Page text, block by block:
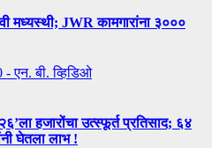
मध्यस्थी; JWR कामगारांना ३०००
एन. बी. व्हिडिओ
हजारोंचा उत्स्फूर्त प्रतिसाद; ६४
घेतला लाभ !